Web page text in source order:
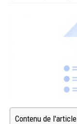
Contenu de l'article